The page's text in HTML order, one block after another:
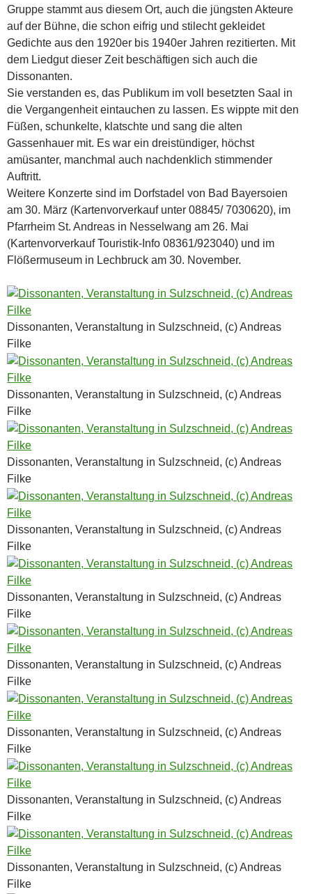
Gruppe stammt aus diesem Ort, auch die jüngsten Akteure
auf der Bühne, die schon eifrig und stilecht gekleidet
Gedichte aus den 1920er bis 1940er Jahren rezitierten. Mit
dem Liedgut dieser Zeit beschäftigen sich auch die
Dissonanten.
Sie verstanden es, das Publikum im voll besetzten Saal in
die Vergangenheit eintauchen zu lassen. Es wippte mit den
Füßen, schunkelte, klatschte und sang die alten
Gassenhauer mit. Es war ein dreistündiger, höchst
amüsanter, manchmal auch nachdenklich stimmender
Auftritt.
Weitere Konzerte sind im Dorfstadel von Bad Bayersoien
am 30. März (Kartenvorverkauf unter 08845/ 7030620), im
Pfarrheim St. Andreas in Nesselwang am 26. Mai
(Kartenvorverkauf Touristik-Info 08361/923040) und im
Flößermuseum in Lechbruck am 30. November.
Dissonanten, Veranstaltung in Sulzschneid, (c) Andreas
Filke
Dissonanten, Veranstaltung in Sulzschneid, (c) Andreas
Filke
Dissonanten, Veranstaltung in Sulzschneid, (c) Andreas
Filke
Dissonanten, Veranstaltung in Sulzschneid, (c) Andreas
Filke
Dissonanten, Veranstaltung in Sulzschneid, (c) Andreas
Filke
Dissonanten, Veranstaltung in Sulzschneid, (c) Andreas
Filke
Dissonanten, Veranstaltung in Sulzschneid, (c) Andreas
Filke
Dissonanten, Veranstaltung in Sulzschneid, (c) Andreas
Filke
Dissonanten, Veranstaltung in Sulzschneid, (c) Andreas
Filke